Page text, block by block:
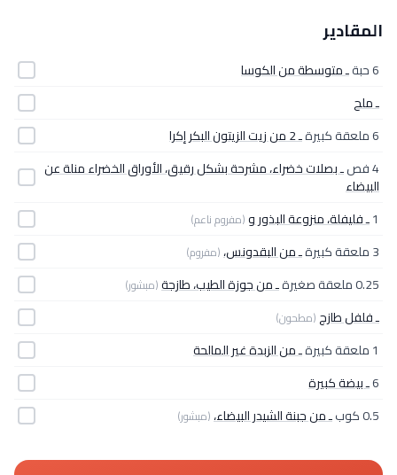
المقادير
6 حبة
ـ متوسطة من الكوسا
ـ ملح
6 ملعقة كبيرة
ـ 2 من زيت الزيتون البكر إكرا
4 فص
ـ بصلات خضراء، مشرحة بشكل رقيق، الأوراق الخضراء منلة عن
البيضاء
1ـ فليفلة، منزوعة البذور و(مفروم ناعم)
3 ملعقة كبيرة ـ من البقدونس،(مفروم)
0.25 ملعقة صغيرة ـ من جوزة الطيب، طازجة(مبشور)
ـ فلفل طازج(مطحون)
1 ملعقة كبيرة
ـ من الزبدة غير المالحة
6ـ بيضة كبيرة
0.5 كوب
ـ من جبنة الشيدر البيضاء،(مبشور)